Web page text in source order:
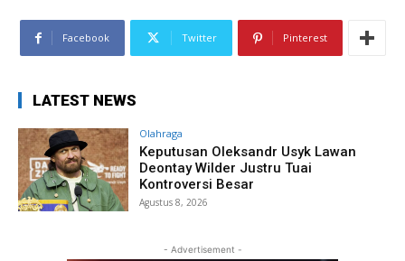
Facebook Twitter Pinterest
LATEST NEWS
Olahraga
Keputusan Oleksandr Usyk Lawan
Deontay Wilder Justru Tuai
Kontroversi Besar
Agustus 8, 2026
- Advertisement -